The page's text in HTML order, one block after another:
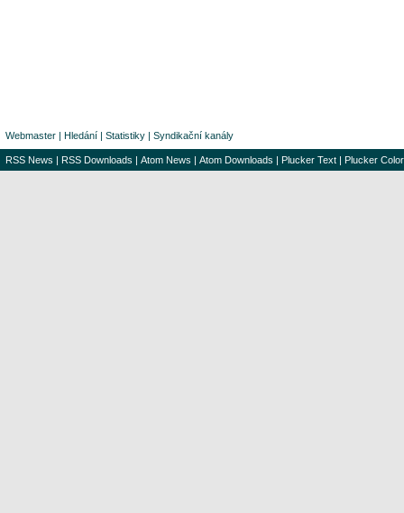
Webmaster | Hledání | Statistiky | Syndikační kanály
RSS News | RSS Downloads | Atom News | Atom Downloads | Plucker Text | Plucker Color